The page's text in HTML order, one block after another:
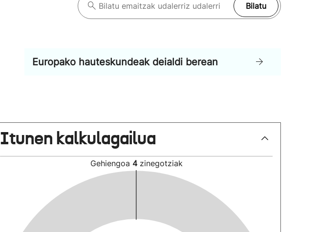
Bilatu
Europako hauteskundeak deialdi berean
Itunen kalkulagailua
Gehiengoa 4 zinegotziak